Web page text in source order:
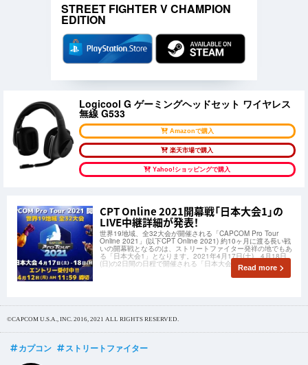
STREET FIGHTER V CHAMPION
EDITION
Logicool G ゲーミングヘッドセット ワイヤレス
無線 G533
Amazonで購入
楽天市場で購入
Yahoo!ショッピングで購入
CPT Online 2021開幕戦「日本大会1」の
LIVE中継詳細が発表！
世界19地域、全32大会が開催される「CAPCOM Pro Tour
Online 2021」(以下CPT Online 2021) 約10ヶ月に渡る長い戦
いの開幕戦となるのは、ストリートファイター発祥の地でもあ
る「日本大会1」となります。2021年4月17日(土)、4月18日
(日)の2日間の日程で開催される「日本大会 Read more
©CAPCOM U.S.A., INC. 2016, 2021 ALL RIGHTS RESERVED.
カプコン ストリートファイター